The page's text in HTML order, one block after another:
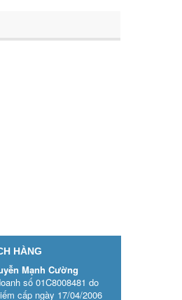
HÀNG
Mạnh Cường
số 01C8008481 do
cấp ngày 17/04/2006